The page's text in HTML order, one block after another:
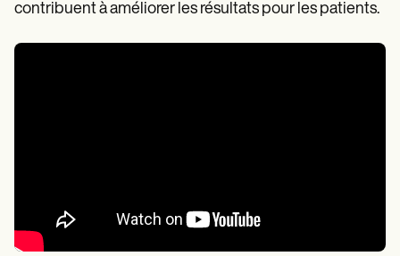
contribuent à améliorer les résultats pour les patients.